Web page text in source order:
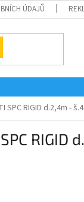
ÚDAJŮ
SPC RIGID d.2,4m -
RIGID